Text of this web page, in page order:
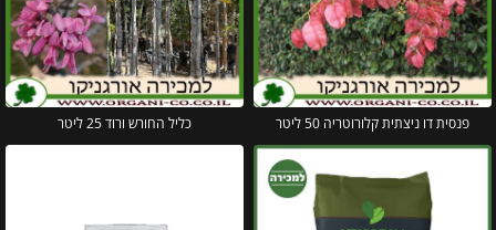
פנסית דו ניצתית קלורוטריה 50 ליטר כליל החורש ורוד 25 ליטר